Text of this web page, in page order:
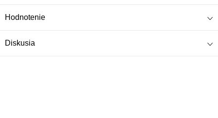
Hodnotenie
Diskusia